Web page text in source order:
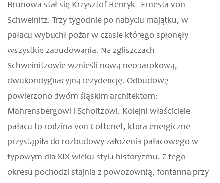
Brunowa stał się Krzysztof Henryk i Ernesta von
Schweinitz. Trzy tygodnie po nabyciu majątku, w
pałacu wybuchł pożar w czasie którego spłonęły
wszystkie zabudowania. Na zgliszczach
Schweinitzowie wznieśli nową neobarokową,
dwukondygnacyjną rezydencję. Odbudowę
powierzono dwóm śląskim architektom:
Mahrensbergowi i Scholtzowi. Kolejni właściciele
pałacu to rodzina von Cottonet, która energiczne
przystąpiła do rozbudowy założenia pałacowego w
typowym dla XIX wieku stylu historyzmu. Z tego
okresu pochodzi stajnia z powozownią, fontanna przy